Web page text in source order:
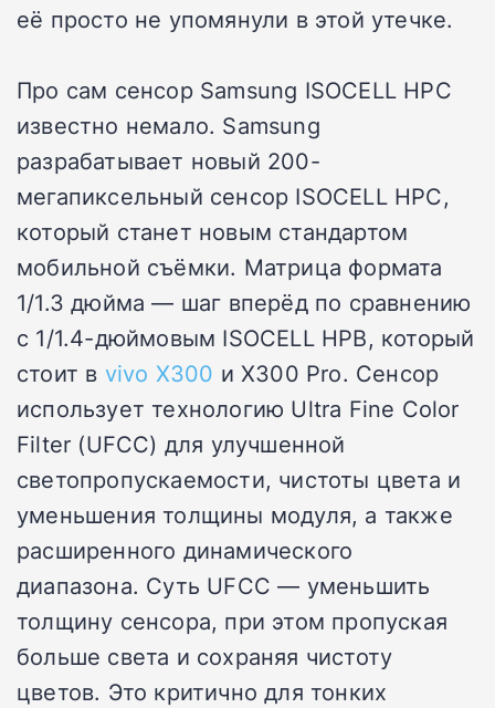
её просто не упомянули в этой утечке.
Про сам сенсор Samsung ISOCELL HPC
известно немало. Samsung
разрабатывает новый 200-
мегапиксельный сенсор ISOCELL HPC,
который станет новым стандартом
мобильной съёмки. Матрица формата
1/1.3 дюйма — шаг вперёд по сравнению
с 1/1.4-дюймовым ISOCELL HPB, который
стоит в vivo X300 и X300 Pro. Сенсор
использует технологию Ultra Fine Color
Filter (UFCC) для улучшенной
светопропускаемости, чистоты цвета и
уменьшения толщины модуля, а также
расширенного динамического
диапазона. Суть UFCC — уменьшить
толщину сенсора, при этом пропуская
больше света и сохраняя чистоту
цветов. Это критично для тонких